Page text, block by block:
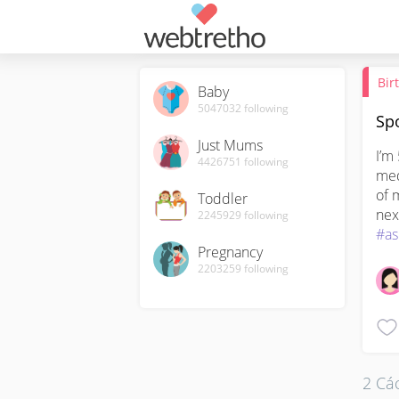
Baby
5047032 following
Just Mums
4426751 following
Toddler
2245929 following
Pregnancy
2203259 following
of
2